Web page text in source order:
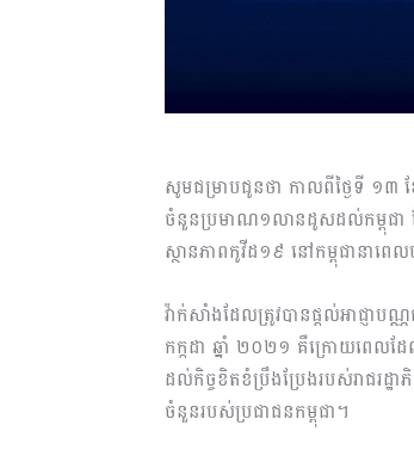
សូមជម្រាបជូនថា កាលពីថ្ងៃទី ១៣
ចំនួនប្រមាណ១លានដូសដល់កម្ពុជា
ស្ថានភាពកូវីដ១៩ នៅកម្ពុជានាពេល
វ៉ាក់សាំងដែលត្រូវបានផ្ដល់អាជ្ញា
កក្កដា ឆ្នាំ ២០២១ គឺក្រោយពេល
ដល់កិច្ចខិតខំប្រឹងប្រែងរបស់រាជរដ្ឋ
ចំនួនរបស់ប្រជាជនកម្ពុជា។